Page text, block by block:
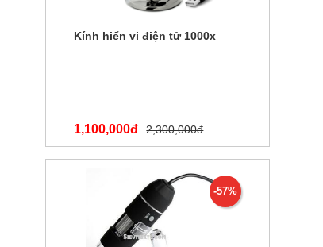
Kính hiển vi điện tử 1000x
1,100,000đ 2,300,000đ
-57%